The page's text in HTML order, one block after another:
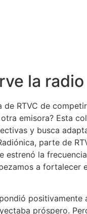
la
RTVC de
emisora? Esta
y busca
parte de
estrenó la
a
próspero.